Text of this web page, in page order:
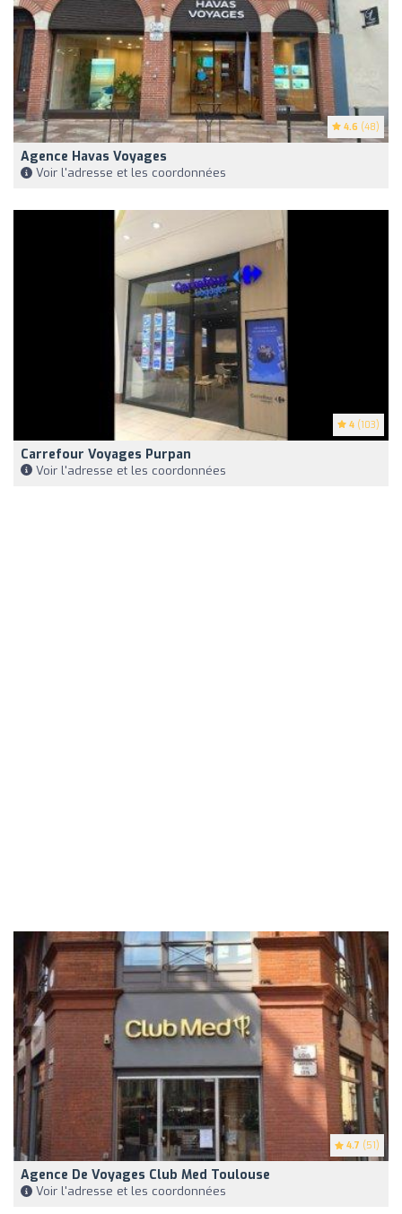
4.6 (48)
Agence Havas Voyages
Voir l'adresse et les coordonnées
4 (103)
Carrefour Voyages Purpan
Voir l'adresse et les coordonnées
4.7 (51)
Agence De Voyages Club Med Toulouse
Voir l'adresse et les coordonnées